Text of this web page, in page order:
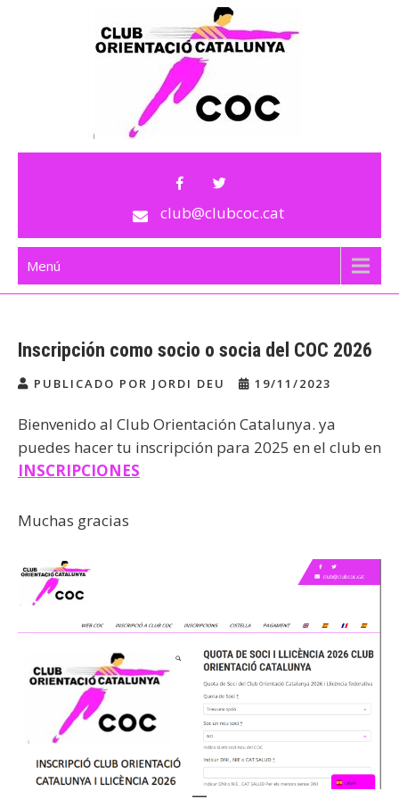
Club Orientació Cataluña
C.O.C
club@clubcoc.cat
Menú
Inscripción como socio o socia del COC 2026
PUBLICADO POR JORDI DEU 19/11/2023
Bienvenido al Club Orientación Catalunya. ya
puedes hacer tu inscripción para 2025 en el club en
INSCRIPCIONES
Muchas gracias